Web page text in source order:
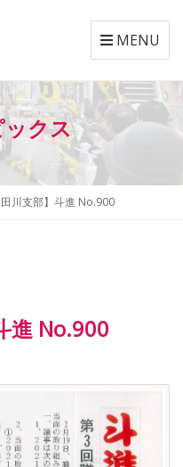
MENU
クス
田川支部】斗進 No.900
進 No.900